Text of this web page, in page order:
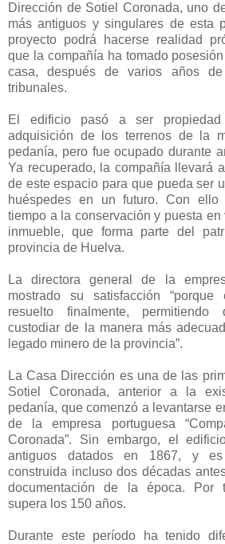
Dirección de Sotiel Coronada, uno
más antiguos y singulares de esta
proyecto podrá hacerse realidad
que la compañía ha tomado
casa, después de varios años
tribunales.
El edificio pasó a ser
adquisición de los terrenos de la
pedanía, pero fue ocupado durante
Ya recuperado, la compañía llevará
de este espacio para que pueda ser
huéspedes en un futuro. Con ello
tiempo a la conservación y puesta
inmueble, que forma parte del
provincia de Huelva.
La directora general de la
mostrado su satisfacción
resuelto finalmente, permitiendo
custodiar de la manera más
legado minero de la provincia”.
La Casa Dirección es una de las
Sotiel Coronada, anterior a la
pedanía, que comenzó a levantarse
de la empresa portuguesa
Coronada”. Sin embargo, el
antiguos datados en 1867, y
construida incluso dos décadas
documentación de la época. Por
supera los 150 años.
Durante este período ha tenido